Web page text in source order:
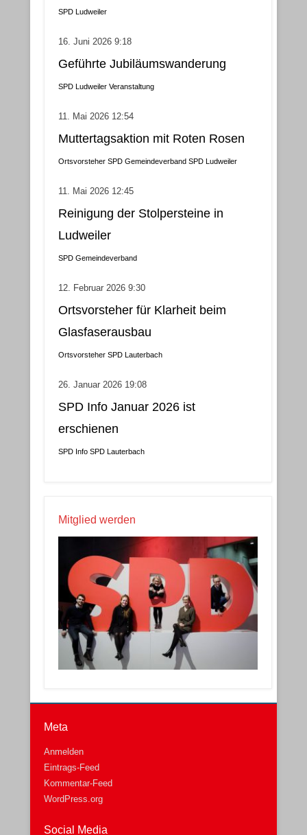
SPD Ludweiler
16. Juni 2026 9:18
Geführte Jubiläumswanderung
SPD Ludweiler Veranstaltung
11. Mai 2026 12:54
Muttertagsaktion mit Roten Rosen
Ortsvorsteher SPD Gemeindeverband SPD Ludweiler
11. Mai 2026 12:45
Reinigung der Stolpersteine in
Ludweiler
SPD Gemeindeverband
12. Februar 2026 9:30
Ortsvorsteher für Klarheit beim
Glasfaserausbau
Ortsvorsteher SPD Lauterbach
26. Januar 2026 19:08
SPD Info Januar 2026 ist
erschienen
SPD Info SPD Lauterbach
Mitglied werden
Meta
Anmelden
Eintrags-Feed
Kommentar-Feed
WordPress.org
Social Media